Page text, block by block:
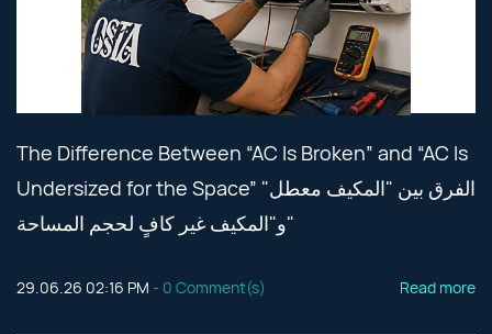
The Difference Between “AC Is Broken” and “AC Is
Undersized for the Space” الفرق بين "المكيف معطل"
و"المكيف غير كافٍ لحجم المساحة"
29.06.26 02:16 PM - 0 Comment(s) Read more